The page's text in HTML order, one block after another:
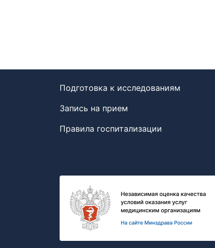
Подготовка к исследованиям
Запись на прием
Правила госпитализации